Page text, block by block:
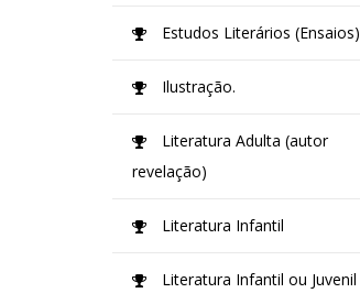
Estudos Literários (Ensaios)
Ilustração.
Literatura Adulta (autor
revelação)
Literatura Infantil
Literatura Infantil ou Juvenil